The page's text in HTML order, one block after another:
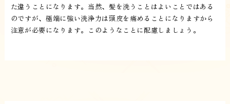
た違うことになります。当然、髪を洗うことはよいことではある
のですが、極端に強い洗浄力は頭皮を痛めることになりますから
注意が必要になります。このようなことに配慮しましょう。